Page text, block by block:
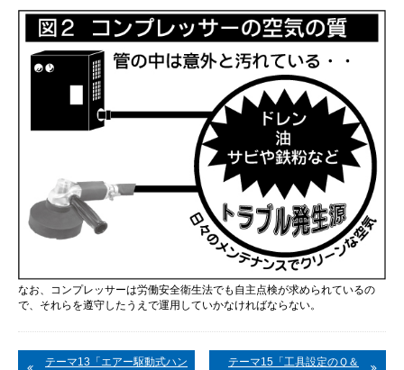
なお、コンプレッサーは労働安全衛生法でも自主点検が求められているの
で、それらを遵守したうえで運用していかなければならない。
テーマ13「エアー駆動式ハン
テーマ15「工具設定のＱ＆